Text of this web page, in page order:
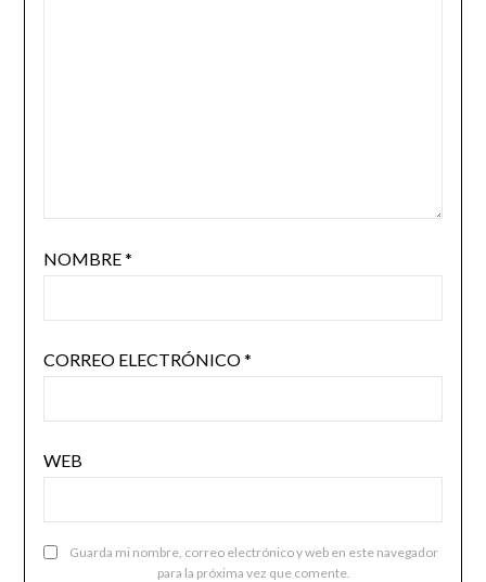
NOMBRE*
CORREO ELECTRÓNICO*
WEB
Guarda mi nombre, correo electrónico y web en este navegador
para la próxima vez que comente.